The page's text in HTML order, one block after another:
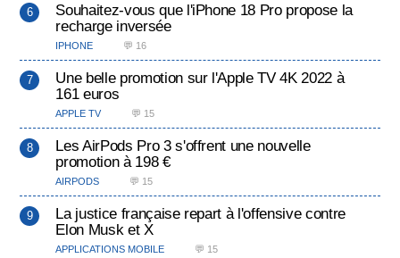
Souhaitez-vous que l'iPhone 18 Pro propose la
recharge inversée
IPHONE 💬 16
Une belle promotion sur l'Apple TV 4K 2022 à
161 euros
APPLE TV 💬 15
Les AirPods Pro 3 s'offrent une nouvelle
promotion à 198 €
AIRPODS 💬 15
La justice française repart à l'offensive contre
Elon Musk et X
APPLICATIONS MOBILE 💬 15